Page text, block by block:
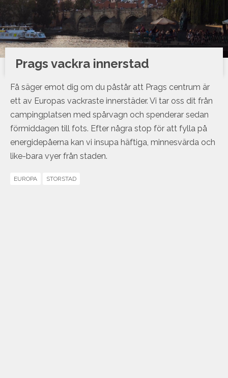
Prags vackra innerstad
Få säger emot dig om du påstår att Prags centrum är
ett av Europas vackraste innerstäder. Vi tar oss dit från
campingplatsen med spårvagn och spenderar sedan
förmiddagen till fots. Efter några stop för att fylla på
energidepåerna kan vi insupa häftiga, minnesvärda och
like-bara vyer från staden.
EUROPA STORSTAD